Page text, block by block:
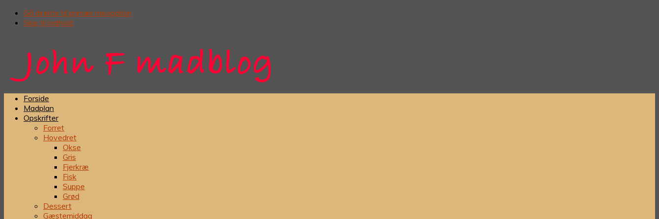
Gå direkte til primær navigation
Skip til indhold
Forside
Madplan
Opskrifter
Forret
Hovedret
Okse
Gris
Fjerkræ
Fisk
Suppe
Grød
Dessert
Gæstemiddag